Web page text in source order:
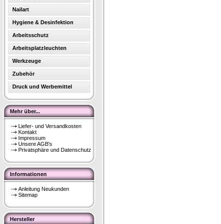
Nailart
Hygiene & Desinfektion
Arbeitsschutz
Arbeitsplatzleuchten
Werkzeuge
Zubehör
Druck und Werbemittel
Mehr über...
Liefer- und Versandkosten
Kontakt
Impressum
Unsere AGB's
Privatsphäre und Datenschutz
Informationen
Anleitung Neukunden
Sitemap
Hersteller